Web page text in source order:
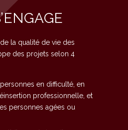
de la qualité de vie des
des projets selon 4
en difficulté, en
professionnelle, et
personnes agées ou